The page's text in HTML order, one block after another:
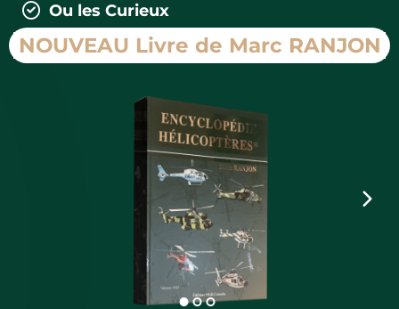
Ou les Curieux
NOUVEAU Livre de Marc RANJON